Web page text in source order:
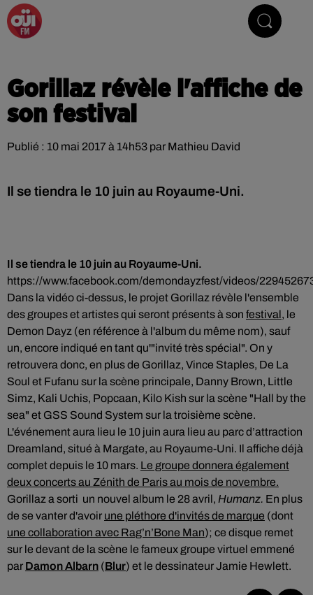
Gorillaz révèle l'affiche de
son festival
Publié : 10 mai 2017 à 14h53 par Mathieu David
Il se tiendra le 10 juin au Royaume-Uni.
Il se tiendra le 10 juin au Royaume-Uni.
https://www.facebook.com/demondayzfest/videos/
Dans la vidéo ci-dessus, le projet Gorillaz révèle l'ensemble
des groupes et artistes qui seront présents à son festival, le
Demon Dayz (en référence à l'album du même nom), sauf
un, encore indiqué en tant qu'"invité très spécial". On y
retrouvera donc, en plus de Gorillaz, Vince Staples, De La
Soul et Fufanu sur la scène principale, Danny Brown, Little
Simz, Kali Uchis, Popcaan, Kilo Kish sur la scène "Hall by the
sea" et GSS Sound System sur la troisième scène.
L'événement aura lieu le 10 juin aura lieu au parc d’attraction
Dreamland, situé à Margate, au Royaume-Uni. Il affiche déjà
complet depuis le 10 mars. Le groupe donnera également
deux concerts au Zénith de Paris au mois de novembre.
Gorillaz a sorti un nouvel album le 28 avril, Humanz. En plus
de se vanter d'avoir une pléthore d'invités de marque (dont
une collaboration avec Rag’n’Bone Man); ce disque remet
sur le devant de la scène le fameux groupe virtuel emmené
par Damon Albarn (Blur) et le dessinateur Jamie Hewlett.